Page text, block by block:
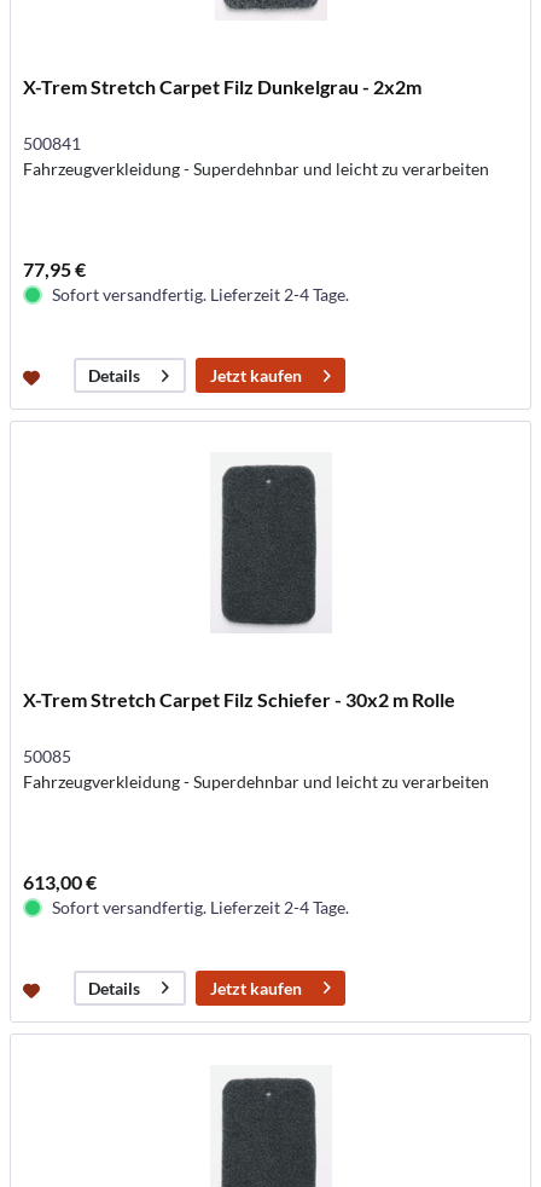
X-Trem Stretch Carpet Filz Dunkelgrau - 2x2m
500841
Fahrzeugverkleidung - Superdehnbar und leicht zu verarbeiten
77,95 €
Sofort versandfertig. Lieferzeit 2-4 Tage.
Details Jetzt kaufen
X-Trem Stretch Carpet Filz Schiefer - 30x2 m Rolle
50085
Fahrzeugverkleidung - Superdehnbar und leicht zu verarbeiten
613,00 €
Sofort versandfertig. Lieferzeit 2-4 Tage.
Details Jetzt kaufen